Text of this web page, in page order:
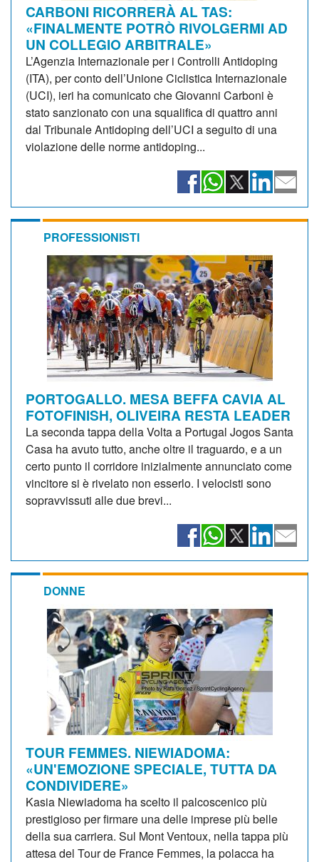
CARBONI RICORRERÀ AL TAS:
«FINALMENTE POTRÒ RIVOLGERMI AD
UN COLLEGIO ARBITRALE»
L’Agenzia Internazionale per i Controlli Antidoping
(ITA), per conto dell’Unione Ciclistica Internazionale
(UCI), ieri ha comunicato che Giovanni Carboni è
stato sanzionato con una squalifica di quattro anni
dal Tribunale Antidoping dell’UCI a seguito di una
violazione delle norme antidoping...
PROFESSIONISTI
PORTOGALLO. MESA BEFFA CAVIA AL
FOTOFINISH, OLIVEIRA RESTA LEADER
La seconda tappa della Volta a Portugal Jogos Santa
Casa ha avuto tutto, anche oltre il traguardo, e a un
certo punto il corridore inizialmente annunciato come
vincitore si è rivelato non esserlo. I velocisti sono
sopravvissuti alle due brevi...
DONNE
TOUR FEMMES. NIEWIADOMA:
«UN'EMOZIONE SPECIALE, TUTTA DA
CONDIVIDERE»
Kasia Niewiadoma ha scelto il palcoscenico più
prestigioso per firmare una delle imprese più belle
della sua carriera. Sul Mont Ventoux, nella tappa più
attesa del Tour de France Femmes, la polacca ha